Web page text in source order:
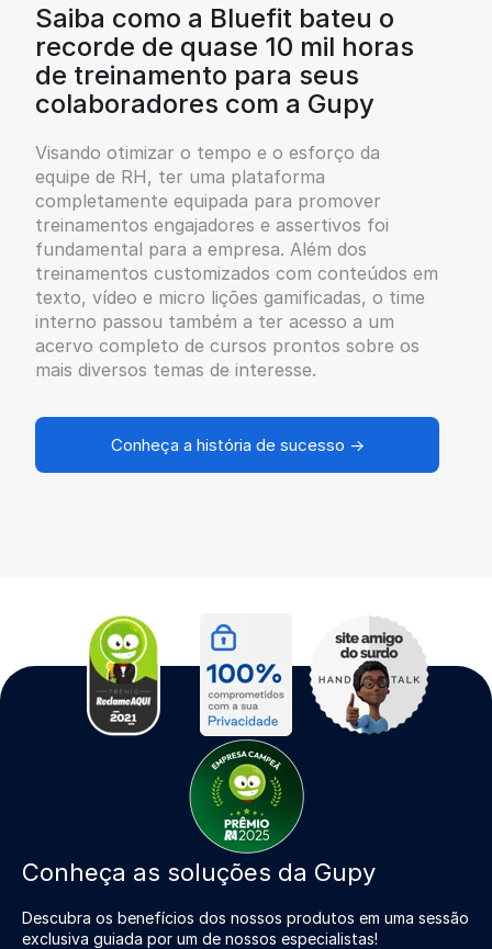
Saiba como a Bluefit bateu o
recorde de quase 10 mil horas
de treinamento para seus
colaboradores com a Gupy
Visando otimizar o tempo e o esforço da
equipe de RH, ter uma plataforma
completamente equipada para promover
treinamentos engajadores e assertivos foi
fundamental para a empresa. Além dos
treinamentos customizados com conteúdos em
texto, vídeo e micro lições gamificadas, o time
interno passou também a ter acesso a um
acervo completo de cursos prontos sobre os
mais diversos temas de interesse.
Conheça a história de sucesso →
Conheça as soluções da Gupy
Descubra os benefícios dos nossos produtos em uma sessão
exclusiva guiada por um de nossos especialistas!